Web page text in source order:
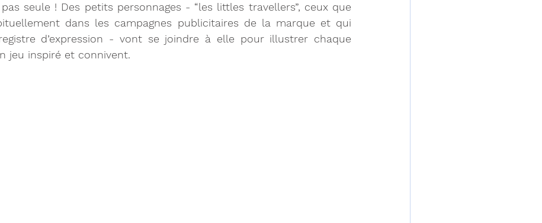
seule ! Des petits personnages - “les littles travellers”, ceux que
dans les campagnes publicitaires de la marque et qui
d’expression - vont se joindre à elle pour illustrer chaque
jeu inspiré et connivent.